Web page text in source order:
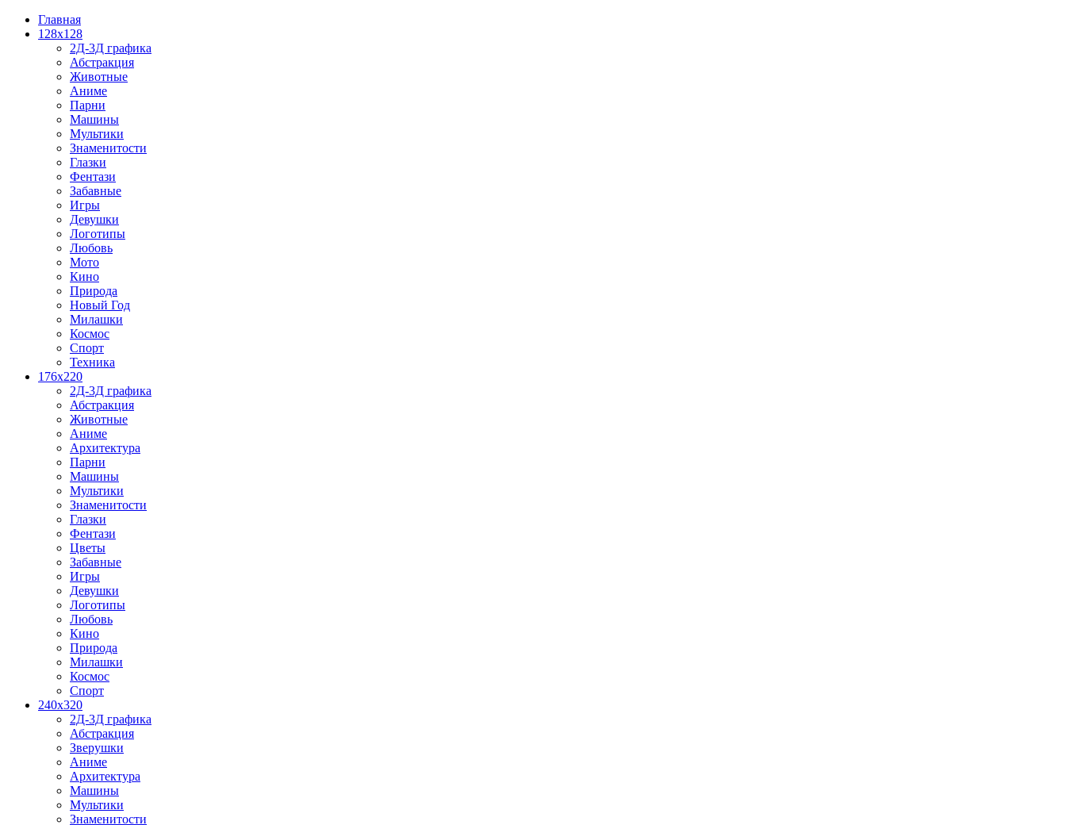
Главная
128x128
2Д-3Д графика
Абстракция
Животные
Аниме
Парни
Машины
Мультики
Знаменитости
Глазки
Фентази
Забавные
Игры
Девушки
Логотипы
Любовь
Мото
Кино
Природа
Новый Год
Милашки
Космос
Спорт
Техника
176x220
2Д-3Д графика
Абстракция
Животные
Аниме
Архитектура
Парни
Машины
Мультики
Знаменитости
Глазки
Фентази
Цветы
Забавные
Игры
Девушки
Логотипы
Любовь
Кино
Природа
Милашки
Космос
Спорт
240x320
2Д-3Д графика
Абстракция
Зверушки
Аниме
Архитектура
Машины
Мультики
Знаменитости